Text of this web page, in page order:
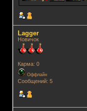
Lagger
Новичок
Карма: 0
Оффлайн
Сообщений: 5